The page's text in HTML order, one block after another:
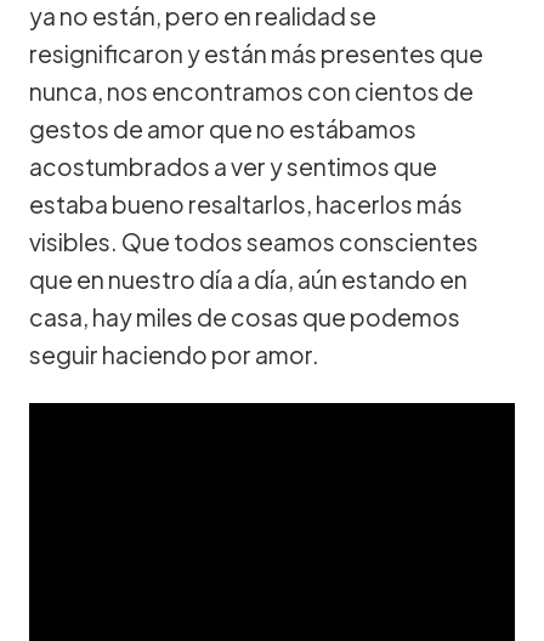
ya no están, pero en realidad se
resignificaron y están más presentes que
nunca, nos encontramos con cientos de
gestos de amor que no estábamos
acostumbrados a ver y sentimos que
estaba bueno resaltarlos, hacerlos más
visibles. Que todos seamos conscientes
que en nuestro día a día, aún estando en
casa, hay miles de cosas que podemos
seguir haciendo por amor.